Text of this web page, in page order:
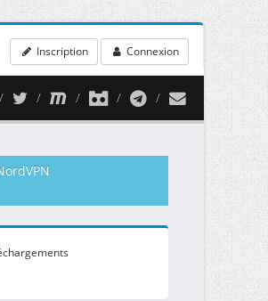
Inscription Connexion